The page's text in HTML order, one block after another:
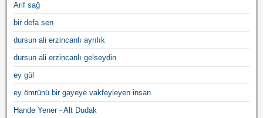
Arif sağ
bir defa sen
dursun ali erzincanlı ayrılık
dursun ali erzincanlı gelseydin
ey gül
ey ömrünü bir gayeye vakfeyleyen insan
Hande Yener - Alt Dudak